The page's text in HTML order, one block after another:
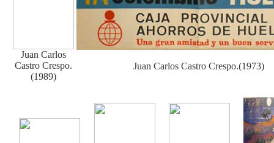
Juan Carlos Castro Crespo.(1973)
Juan Carlos
Castro Crespo.
(1989)